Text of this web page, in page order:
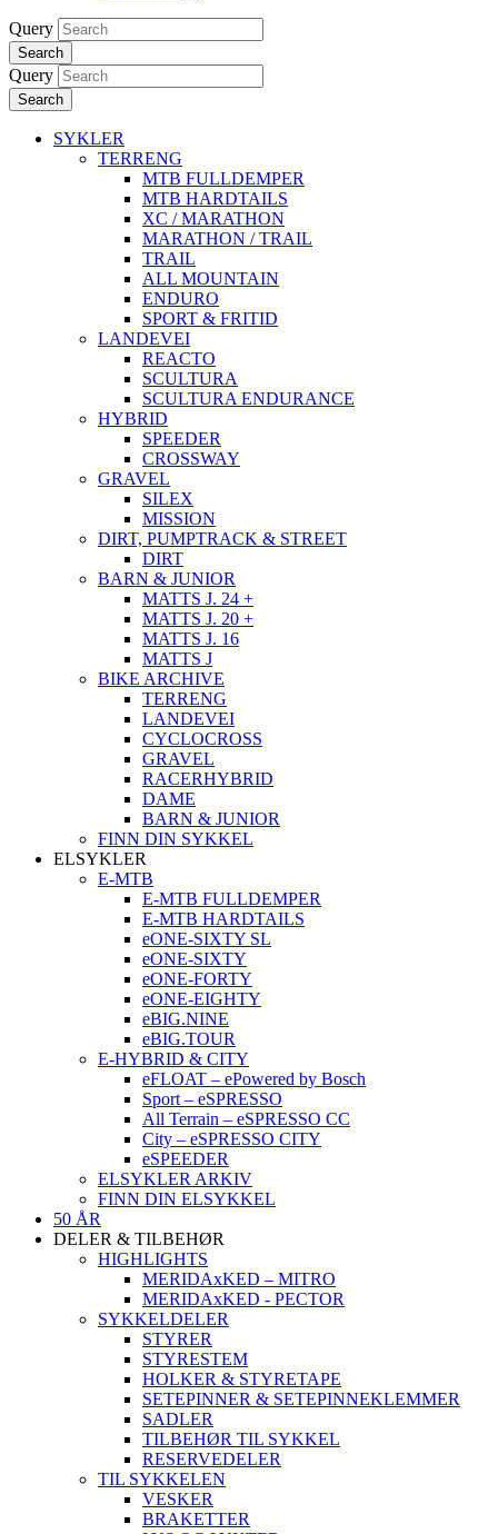
Query
Search
Query
Search
SYKLER
TERRENG
MTB FULLDEMPER
MTB HARDTAILS
XC / MARATHON
MARATHON / TRAIL
TRAIL
ALL MOUNTAIN
ENDURO
SPORT & FRITID
LANDEVEI
REACTO
SCULTURA
SCULTURA ENDURANCE
HYBRID
SPEEDER
CROSSWAY
GRAVEL
SILEX
MISSION
DIRT, PUMPTRACK & STREET
DIRT
BARN & JUNIOR
MATTS J. 24 +
MATTS J. 20 +
MATTS J. 16
MATTS J
BIKE ARCHIVE
TERRENG
LANDEVEI
CYCLOCROSS
GRAVEL
RACERHYBRID
DAME
BARN & JUNIOR
FINN DIN SYKKEL
ELSYKLER
E-MTB
E-MTB FULLDEMPER
E-MTB HARDTAILS
eONE-SIXTY SL
eONE-SIXTY
eONE-FORTY
eONE-EIGHTY
eBIG.NINE
eBIG.TOUR
E-HYBRID & CITY
eFLOAT – ePowered by Bosch
Sport – eSPRESSO
All Terrain – eSPRESSO CC
City – eSPRESSO CITY
eSPEEDER
ELSYKLER ARKIV
FINN DIN ELSYKKEL
50 ÅR
DELER & TILBEHØR
HIGHLIGHTS
MERIDAxKED – MITRO
MERIDAxKED - PECTOR
SYKKELDELER
STYRER
STYRESTEM
HOLKER & STYRETAPE
SETEPINNER & SETEPINNEKLEMMER
SADLER
TILBEHØR TIL SYKKEL
RESERVEDELER
TIL SYKKELEN
VESKER
BRAKETTER